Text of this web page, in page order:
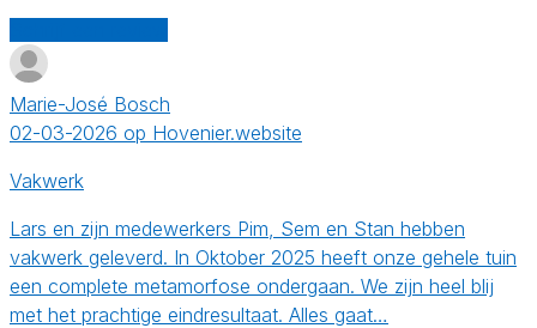
Marie-José Bosch
02-03-2026 op Hovenier.website
Vakwerk
Lars en zijn medewerkers Pim, Sem en Stan hebben
vakwerk geleverd. In Oktober 2025 heeft onze gehele tuin
een complete metamorfose ondergaan. We zijn heel blij
met het prachtige eindresultaat. Alles gaat…